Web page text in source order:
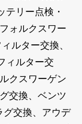
テリー点検・
ォルクスワー
ルター交換、
ィルター交
クスワーゲン
交換、ベンツ
グ交換、アウデ